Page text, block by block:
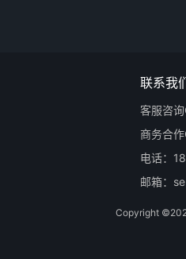
联系我
客服咨
商务合
电话：
邮箱：
Copyright